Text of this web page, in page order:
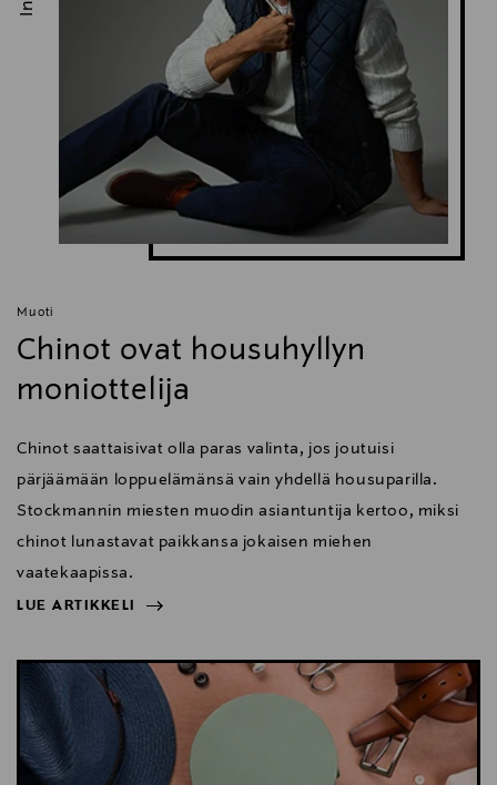
Muoti
Chinot ovat housuhyllyn
moniottelija
Chinot saattaisivat olla paras valinta, jos joutuisi
pärjäämään loppuelämänsä vain yhdellä housuparilla.
Stockmannin miesten muodin asiantuntija kertoo, miksi
chinot lunastavat paikkansa jokaisen miehen
vaatekaapissa.
LUE ARTIKKELI
LUE ARTIKKELI